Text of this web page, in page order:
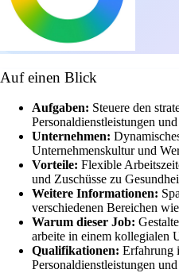
Auf einen Blick
Aufgaben: Steuere den
Personaldienstleistungen
Unternehmen:
Unternehmenskultur und
Vorteile: Flexible
und Zuschüsse zu
Weitere Informationen:
verschiedenen Bereichen
Warum dieser Job:
arbeite in einem kollegialen
Qualifikationen: Erfahrung
Personaldienstleistungen